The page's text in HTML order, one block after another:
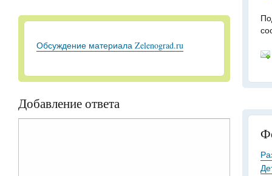
Обсуждение материала Zelenograd.ru
Добавление ответа